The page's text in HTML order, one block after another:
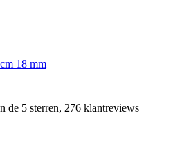
18 mm
de 5 sterren, 276 klantreviews